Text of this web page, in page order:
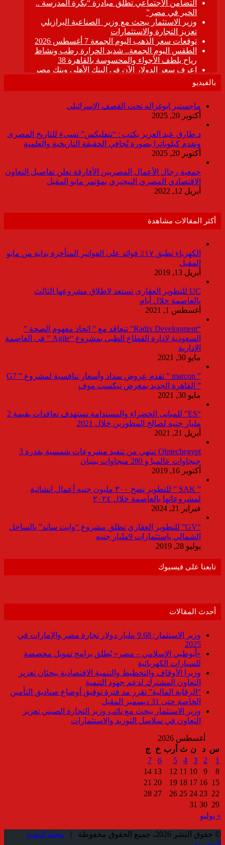
بالفيديو
ماجستير ابوغزاله تحت القصف الإسرائيلى
أكتوبر 20, 2025
د.طارق عبد العزيز يكتب : “نتفليكس” تسىء للتاريخ المصرى
وتقدم كيلوباترا بصورة تُجافي الحقيقة التاريخية والعلمية
أكتوبر 20, 2025
جمعية رجال الأعمال المصريين الأفارقة تعلن تفاصيل التعاون
الاقتصادي المصري النيجيري بمؤتمر مايو المقبل
أبريل 12, 2022
أكثر المقالات مشاهدة
الكهرباء تطبق ١٧٪ فوائد على الفواتير المتأخرة بداية من مايو
المقبل
أبريل 13, 2019
UC للتطوير العقارى تستعد لاطلاق مشروعها الثالث
بالعاصمة خلال أيام
أغسطس 1, 2021
“Radix Development” تتعاقد مع ” اتحاد مفهوم الصحة ”
السعودية لإدارة القطاع الطبى بمشروع “Agile ” فى العاصمة
الإدارية
مايو 30, 2021
” marcon ” تقدم عروض سداد وأسعار تنافسية لمشروع ” G7
” القاهرة الجديد بمعرض نيكست موف
مايو 30, 2021
“ES” للمبانى الخضراء والمستدامة تستهدف تعاقدات بقيمة 2
مليار جنيه لصالح المطورين خلال 2021
أبريل 21, 2021
Olptechegypt تنتهي من تنفيذ مشروعات شمسية بقدرة 3
جيجاوات عالميا و 280 ميجاوات ببنبان
أكتوبر 16, 2019
” SAK ” للتطوير تضخ ٣٠٠ مليون جنيه أعمال انشائية
لمشروعاتها بالعاصمة خلال ٢٠٢٤
فبراير 21, 2024
“GV” للتطوير العقاري تطلق مشروع “وايت ساند” بالساحل
الشمالي باستثمارات 9مليار جنيه
يوليو 28, 2019
تابعنا على فيسبوك
أحدث المقالات
وزير الاستثمار: 9.68 مليار دولار تجارة مصر والإمارات في
2025
«أبوظبي الإسلامي – مصر» يُطلق برامج تمويل مخصصة
للسيارات الكهربائية
وزيرا الأوقاف والتخطيط والتنمية الاقتصادية يبحثان تعزيز
التعاون المشترك لدعم جهود التنمية
“الرقابة المالية” تقرر مد فترة توفيق أوضاع صناديق التأمين
الخاصة حتى 31 ديسمبر المقبل
وزير الاستثمار يبحث مع نائب وزير التجارة الصيني تعزيز
التعاون في سلاسل التوريد والاستثمارات
أغسطس 2026
س د ن ث أرب خ
ج
1
2
3
4
5
6
7
8
9
10
11
12
13
14
15
16
17
18
19
20
21
22
23
24
25
26
27
28
29
30
31
« يوليو
© حقوق النشر 2026، جميع الحقوق محفوظة |
مجلة النخبة